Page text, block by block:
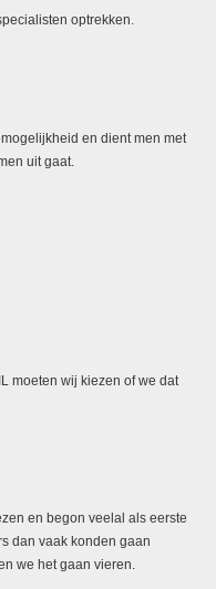
optrekken.
en dient men met
uit gaat.
moeten wij kiezen of we dat
en begon veelal als eerste
dan vaak konden gaan
we het gaan vieren.